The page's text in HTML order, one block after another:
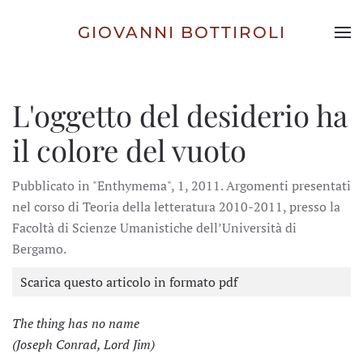
Skip to main content
GIOVANNI BOTTIROLI
L'oggetto del desiderio ha
il colore del vuoto
Pubblicato in "Enthymema", 1, 2011. Argomenti presentati
nel corso di Teoria della letteratura 2010-2011, presso la
Facoltà di Scienze Umanistiche dell’Università di
Bergamo.
Scarica questo articolo in formato pdf
The thing has no name
(Joseph Conrad, Lord Jim)